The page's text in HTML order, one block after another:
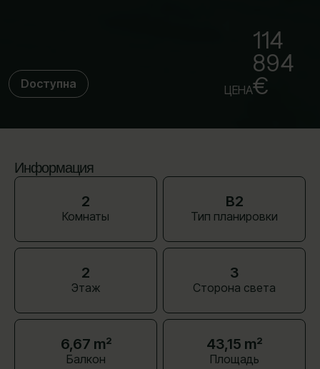
Dоступна ЦЕНА
114
894
€
Информация
2
Комнаты
B2
Тип планировки
2
Этаж
З
Сторона света
6,67 m²
Балкон
43,15 m²
Площадь